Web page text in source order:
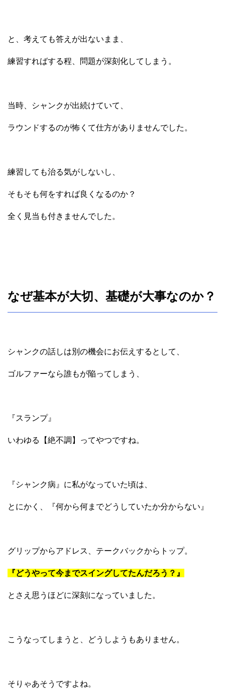
と、考えても答えが出ないまま、
練習すればする程、問題が深刻化してしまう。
当時、シャンクが出続けていて、
ラウンドするのが怖くて仕方がありませんでした。
練習しても治る気がしないし、
そもそも何をすれば良くなるのか？
全く見当も付きませんでした。
なぜ基本が大切、基礎が大事なのか？
シャンクの話しは別の機会にお伝えするとして、
ゴルファーなら誰もが陥ってしまう、
『スランプ』
いわゆる【絶不調】ってやつですね。
『シャンク病』に私がなっていた頃は、
とにかく、『何から何までどうしていたか分からない』
グリップからアドレス、テークバックからトップ。
『どうやって今までスイングしてたんだろう？』
とさえ思うほどに深刻になっていました。
こうなってしまうと、どうしようもありません。
そりゃあそうですよね。